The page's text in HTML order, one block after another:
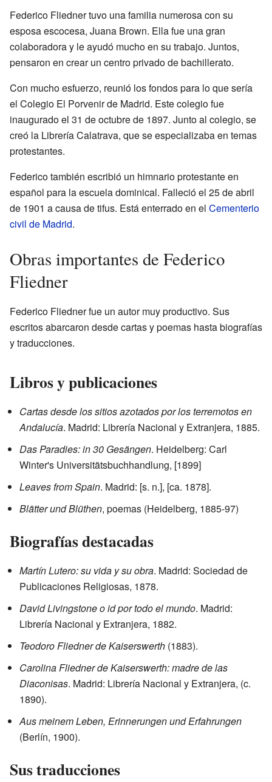
Federico Fliedner tuvo una familia numerosa con su
esposa escocesa, Juana Brown. Ella fue una gran
colaboradora y le ayudó mucho en su trabajo. Juntos,
pensaron en crear un centro privado de bachillerato.
Con mucho esfuerzo, reunió los fondos para lo que sería
el Colegio El Porvenir de Madrid. Este colegio fue
inaugurado el 31 de octubre de 1897. Junto al colegio, se
creó la Librería Calatrava, que se especializaba en temas
protestantes.
Federico también escribió un himnario protestante en
español para la escuela dominical. Falleció el 25 de abril
de 1901 a causa de tifus. Está enterrado en el Cementerio
civil de Madrid.
Obras importantes de Federico
Fliedner
Federico Fliedner fue un autor muy productivo. Sus
escritos abarcaron desde cartas y poemas hasta biografías
y traducciones.
Libros y publicaciones
Cartas desde los sitios azotados por los terremotos en
Andalucía. Madrid: Librería Nacional y Extranjera, 1885.
Das Paradies: in 30 Gesängen. Heidelberg: Carl
Winter's Universitätsbuchhandlung, [1899]
Leaves from Spain. Madrid: [s. n.], [ca. 1878].
Blätter und Blüthen, poemas (Heidelberg, 1885-97)
Biografías destacadas
Martín Lutero: su vida y su obra. Madrid: Sociedad de
Publicaciones Religiosas, 1878.
David Livingstone o id por todo el mundo. Madrid:
Librería Nacional y Extranjera, 1882.
Teodoro Fliedner de Kaiserswerth (1883).
Carolina Fliedner de Kaiserswerth: madre de las
Diaconisas. Madrid: Librería Nacional y Extranjera, (c.
1890).
Aus meinem Leben, Erinnerungen und Erfahrungen
(Berlín, 1900).
Sus traducciones